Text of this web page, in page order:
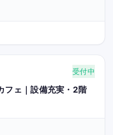
受付中
フェ｜設備充実・2階